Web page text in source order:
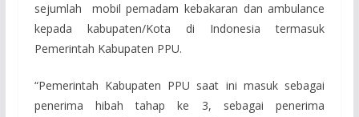
sejumlah mobil pemadam kebakaran dan ambulance
kepada kabupaten/Kota di Indonesia termasuk
Pemerintah Kabupaten PPU.
“Pemerintah Kabupaten PPU saat ini masuk sebagai
penerima hibah tahap ke 3, sebagai penerima